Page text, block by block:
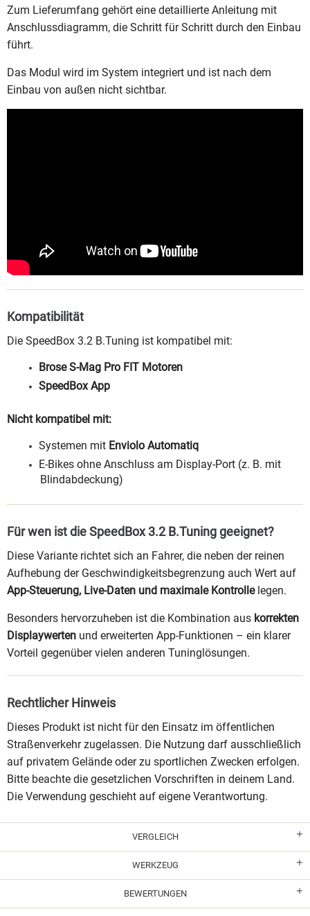
Zum Lieferumfang gehört eine detaillierte Anleitung mit
Anschlussdiagramm, die Schritt für Schritt durch den Einbau
führt.
Das Modul wird im System integriert und ist nach dem
Einbau von außen nicht sichtbar.
Kompatibilität
Die SpeedBox 3.2 B.Tuning ist kompatibel mit:
Brose S-Mag Pro FIT Motoren
SpeedBox App
Nicht kompatibel mit:
Systemen mit Enviolo Automatiq
E-Bikes ohne Anschluss am Display-Port (z. B. mit
Blindabdeckung)
Für wen ist die SpeedBox 3.2 B.Tuning geeignet?
Diese Variante richtet sich an Fahrer, die neben der reinen
Aufhebung der Geschwindigkeitsbegrenzung auch Wert auf
App-Steuerung, Live-Daten und maximale Kontrollelegen.
Besonders hervorzuheben ist die Kombination aus korrekten
Displaywerten und erweiterten App-Funktionen – ein klarer
Vorteil gegenüber vielen anderen Tuninglösungen.
Rechtlicher Hinweis
Dieses Produkt ist nicht für den Einsatz im öffentlichen
Straßenverkehr zugelassen. Die Nutzung darf ausschließlich
auf privatem Gelände oder zu sportlichen Zwecken erfolgen.
Bitte beachte die gesetzlichen Vorschriften in deinem Land.
Die Verwendung geschieht auf eigene Verantwortung.
VERGLEICH
WERKZEUG
BEWERTUNGEN